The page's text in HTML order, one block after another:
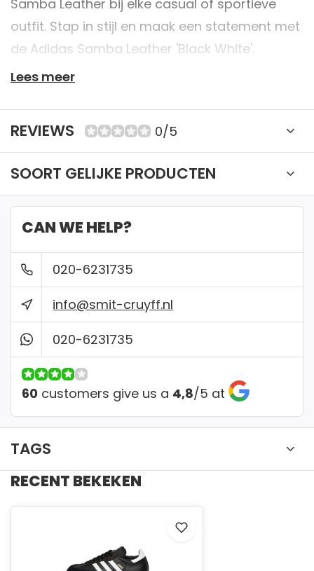
Samba Leather bij elke casual of sportieve
outfit. Stap in stijl en maak een statement met
de Adidas Samba Leather 'Black White'.
✔ Retourneren mogelijk binnen 14 dagen. Bekijk
onze voorwaarden
✔ Betaal veilig met iDeal, Creditcard of
Bankcontact
✔ Gratis verzending vanaf €150
✔ Gemakkelijk passen in een van onze winkel
Lees meer
REVIEWS 0/5
SOORT GELIJKE PRODUCTEN
CAN WE HELP?
020-6231735
info@smit-cruyff.nl
020-6231735
60 customers give us a 4,8/5 at
TAGS
RECENT BEKEKEN